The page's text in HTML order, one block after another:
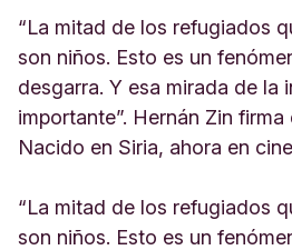
“La mitad de los refugiados
son niños. Esto es un
desgarra. Y esa mirada de la
importante”. Hernán Zin
Nacido en Siria, ahora en
“La mitad de los refugiados
son niños. Esto es un